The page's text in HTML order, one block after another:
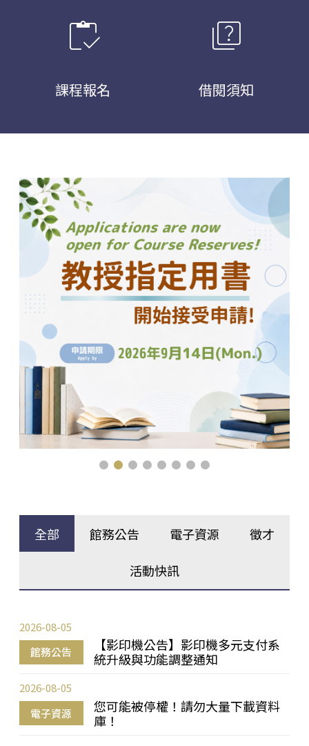
inventory
課程報名
quiz
借閱須知
全部 館務公告 電子資源 徵才
活動快訊
館務公告
【影印機公告】影印機多元支付系
統升級與功能調整通知
2026-08-05
電子資源
您可能被停權！請勿大量下載資料
庫！
2026-08-05